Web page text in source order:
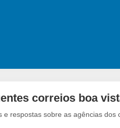
correios boa
respostas sobre as agências dos